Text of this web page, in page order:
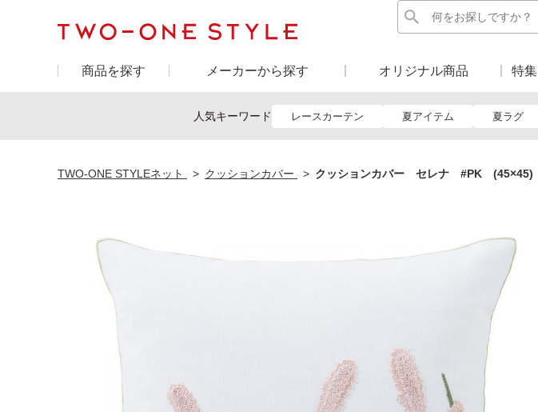
商品を探す メーカーから探す オリジナル商品 特集
人気キーワード レースカーテン 夏アイテム 夏ラグ
TWO-ONE STYLEネット クッションカバー クッションカバー セレナ #PK (45×45)